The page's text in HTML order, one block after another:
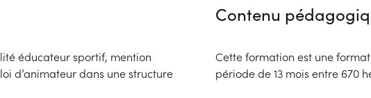
Prérequis :
Chaque candidat-te crée son
préalables à l’entrée en
ou équivalent (SST en cours
éducateur sportif, mention
d’animateur dans une structure
Contenu
Cette formation est une
période de 13 mois entre 670